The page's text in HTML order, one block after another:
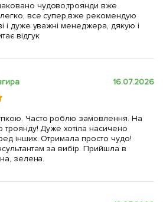
чудово,троянди вже
легко, все супер,вже рекомендую
і дуже уважні менеджера, дякую і
відгук
16.07.2026
Часто роблю замовлення. На
Дуже хотіла насичено
інших. Отримала просто чудо!
за вибір. Прийшла в
зелена.